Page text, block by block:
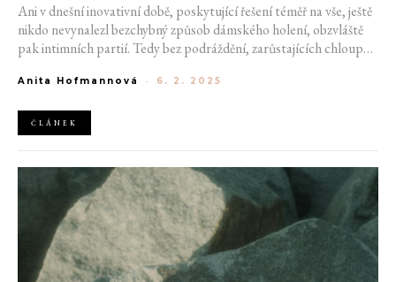
Ani v dnešní inovativní době, poskytující řešení téměř na vše, ještě
nikdo nevynalezl bezchybný způsob dámského holení, obzvláště
pak intimních partií. Tedy bez podráždění, zarůstajících chloupků
pokožce, vyzkoušejte rutinu složenou z několika ověřených tipů a
Anita Hofmannová - 6. 2. 2025
ČLÁNEK